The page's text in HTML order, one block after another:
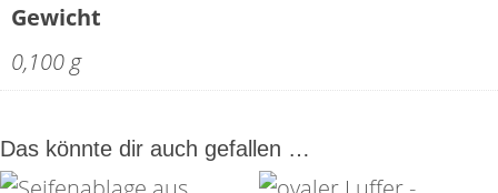
Gewicht
0,100 g
Das könnte dir auch gefallen …